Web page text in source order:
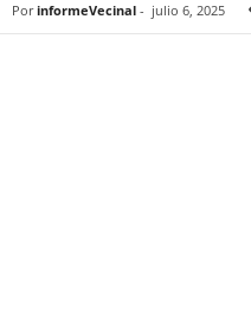
Por informeVecinal - julio 6, 2025